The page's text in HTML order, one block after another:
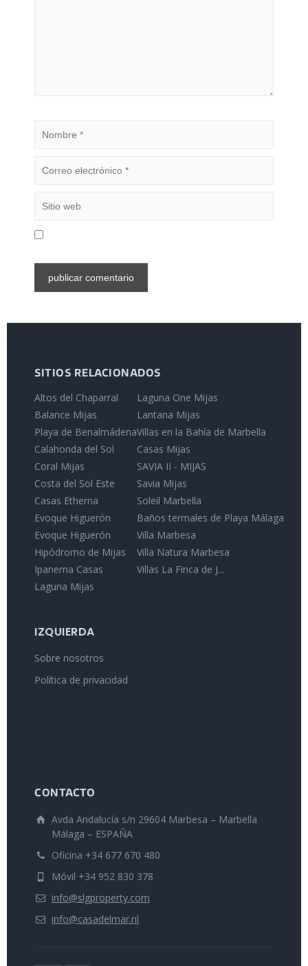
SITIOS RELACIONADOS
Altos del Chaparral
Balance Mijas
Playa de Benalmádena
Calahonda del Sol
Coral Mijas
Costa del Sol Este
Casas Etherna
Evoque Higuerón
Evoque Higuerón
Hipódromo de Mijas
Ipanema Casas
Laguna Mijas
Laguna One Mijas
Lantana Mijas
Villas en la Bahía de Marbella
Casas Mijas
SAVIA II - MIJAS
Savia Mijas
Soleil Marbella
Baños termales de Playa Málaga
Villa Marbesa
Villa Natura Marbesa
Villas La Finca de J...
IZQUIERDA
Sobre nosotros
Política de privacidad
CONTACTO
Avda Andalucía s/n 29604 Marbesa – Marbella
Málaga – ESPAÑA
Oficina +34 677 670 480
Móvil +34 952 830 378
info@slgproperty.com
info@casadelmar.nl